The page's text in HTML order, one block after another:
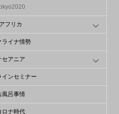
アフリカ
ライナ情勢
セアニア
インセミナー
風呂事情
ロナ時代